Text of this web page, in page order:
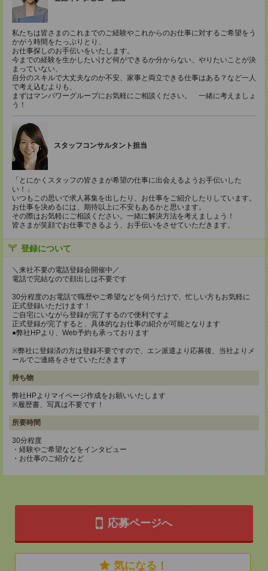
私たちは皆さまのこれまでのご経験やこれからのお仕事に対するご希望をう
かがう時間をたっぷりとり、
お仕事探しのお手伝いをいたします。
今までの経験を生かしたいけど何ができるか分からない、やりたいことが決
まっていない、
自分のスキルで大丈夫なのか不安、家事と両立できる仕事はある？など一人
で考え込むよりも、
まずはマンパワーグループにお気軽にご相談ください。 一緒に考えましょ
う！
スタッフコンサルタント担当
「とにかくスタッフの皆さまが希望の仕事に出会えるようお手伝いした
い！」
いつもこの思いで求人募集を出したり、お仕事をご紹介したりしています。
お仕事を決めるには、期待以上に不安もあるかと思います。
その際はお気軽にご相談ください。一緒に解決方法を考えましょう！
皆さまが笑顔でお仕事できるよう、お手伝いをさせていただきます。
登録について
＼来社不要の電話登録会開催中／
電話で完結なので顔出しは不要です
30分程度のお電話で職歴やご希望などを伺うだけで、忙しい方もお気軽に
正式登録いただけます！
ご自宅にいながら登録が完了するので便利ですよ
正式登録が完了すると、具体的なお仕事の紹介が可能となります
●弊社HPより、Web予約も承っております
※弊社に登録済の方は登録不要ですので、エン派遣より応募後、当社よりメ
ールでご連絡をさせていただきます
持ち物
弊社HPよりマイページ作成をお願いいたします
※履歴書、写真は不要です！
所要時間
30分程度
・経験やご希望などをインタビュー
・お仕事のご紹介など
応募ページへ
気になる！